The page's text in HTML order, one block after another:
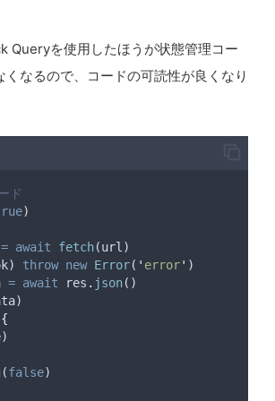
Queryを使用したほうが状態管理コー
くなるので、コードの可読性が良くなり
ド
)
= await fetch(url)
) throw new Error( ' error' )
= await res . json()
)
{
)
(false)